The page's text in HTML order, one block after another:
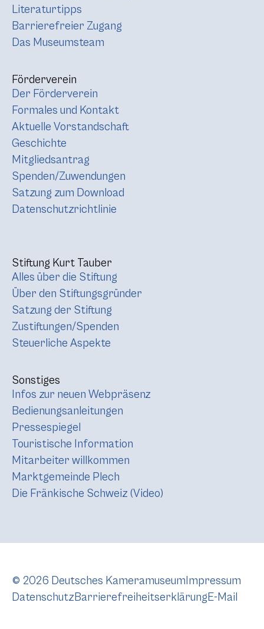
Literaturtipps
Barrierefreier Zugang
Das Museumsteam
Förderverein
Der Förderverein
Formales und Kontakt
Aktuelle Vorstandschaft
Geschichte
Mitgliedsantrag
Spenden/Zuwendungen
Satzung zum Download
Datenschutzrichtlinie
Stiftung Kurt Tauber
Alles über die Stiftung
Über den Stiftungsgründer
Satzung der Stiftung
Zustiftungen/Spenden
Steuerliche Aspekte
Sonstiges
Infos zur neuen Webpräsenz
Bedienungsanleitungen
Pressespiegel
Touristische Information
Mitarbeiter willkommen
Marktgemeinde Plech
Die Fränkische Schweiz (Video)
© 2026 Deutsches Kameramuseum Impressum
DatenschutzBarrierefreiheitserklärungE-Mail